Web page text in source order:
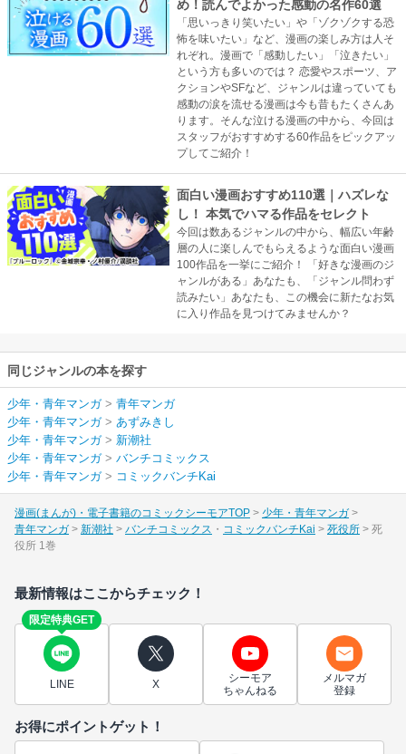
め！読んでよかった感動の名作60選
「思いっきり笑いたい」や「ゾクゾクする恐
怖を味いたい」など、漫画の楽しみ方は人そ
れぞれ。漫画で「感動したい」「泣きたい」
という方も多いのでは？ 恋愛やスポーツ、ア
クションやSFなど、ジャンルは違っていても
感動の涙を流せる漫画は今も昔もたくさんあ
ります。そんな泣ける漫画の中から、今回は
スタッフがおすすめする60作品をピックアッ
プしてご紹介！
面白い漫画おすすめ110選｜ハズレな
し！ 本気でハマる作品をセレクト
今回は数あるジャンルの中から、幅広い年齢
層の人に楽しんでもらえるような面白い漫画
100作品を一挙にご紹介！ 「好きな漫画のジ
ャンルがある」あなたも、「ジャンル問わず
読みたい」あなたも、この機会に新たなお気
に入り作品を見つけてみませんか？
同じジャンルの本を探す
少年・青年マンガ> 青年マンガ
少年・青年マンガ> あずみきし
少年・青年マンガ> 新潮社
少年・青年マンガ> バンチコミックス
少年・青年マンガ> コミックバンチKai
漫画(まんが)・電子書籍のコミックシーモアTOP
少年・青年マンガ
青年マンガ
新潮社 バンチコミックス コミックバンチKai 死役所
死
役所 1巻
最新情報はここからチェック！
限定特典GET
LINE X
シーモア
ちゃんねる
メルマガ
登録
お得にポイントゲット！